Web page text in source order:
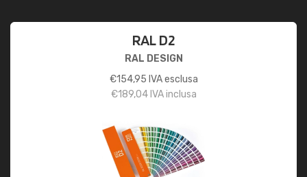
RAL D2
RAL DESIGN
€154,95 IVA esclusa
€189,04IVA inclusa